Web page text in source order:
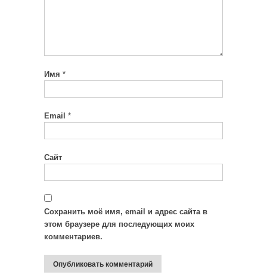
Имя *
Email *
Сайт
Сохранить моё имя, email и адрес сайта в
этом браузере для последующих моих
комментариев.